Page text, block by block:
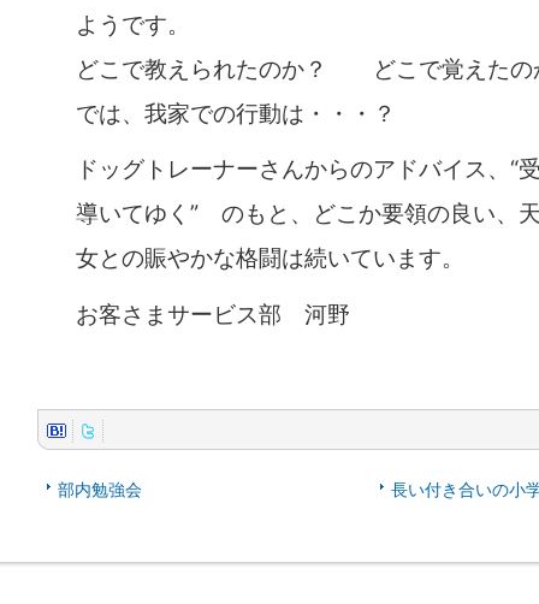
ようです。
どこで教えられたのか？ どこで覚えたの
では、我家での行動は・・・？
ドッグトレーナーさんからのアドバイス、“
導いてゆく” のもと、どこか要領の良い、
女との賑やかな格闘は続いています。
お客さまサービス部 河野
部内勉強会 長い付き合いの小